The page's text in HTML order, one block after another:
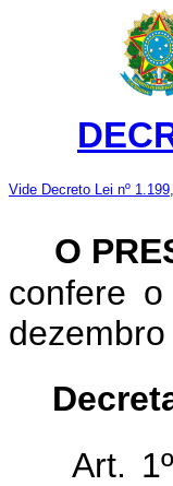
Vide Decreto Lei nº
O
confere
Art.